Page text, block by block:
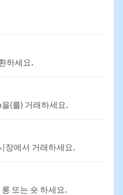
하세요.
(를) 거래하세요.
장에서 거래하세요.
또는 숏 하세요.